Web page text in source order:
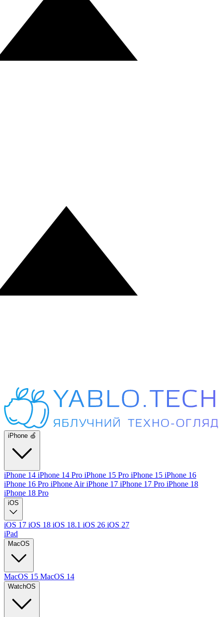
iPhone 🍏
iPhone 14 iPhone 14 Pro iPhone 15 Pro iPhone 15 iPhone 16
iPhone 16 Pro iPhone AiriPhone 17 iPhone 17 Pro iPhone 18
iPhone 18 Pro
iOS
iOS 17 iOS 18 iOS 18.1 iOS 26 iOS 27
iPad
MacOS
MacOS 15 MacOS 14
WatchOS